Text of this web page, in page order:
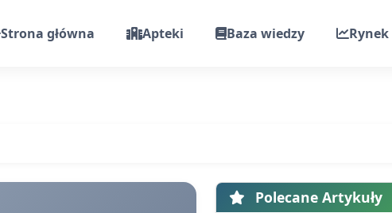
Strona główna Apteki Baza wiedzy Rynek
Polecane Artykuły